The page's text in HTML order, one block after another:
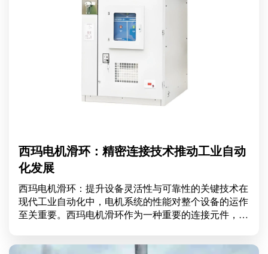
西玛电机滑环：精密连接技术推动工业自动
化发展
西玛电机滑环：提升设备灵活性与可靠性的关键技术在
现代工业自动化中，电机系统的性能对整个设备的运作
至关重要。西玛电机滑环作为一种重要的连接元件，它